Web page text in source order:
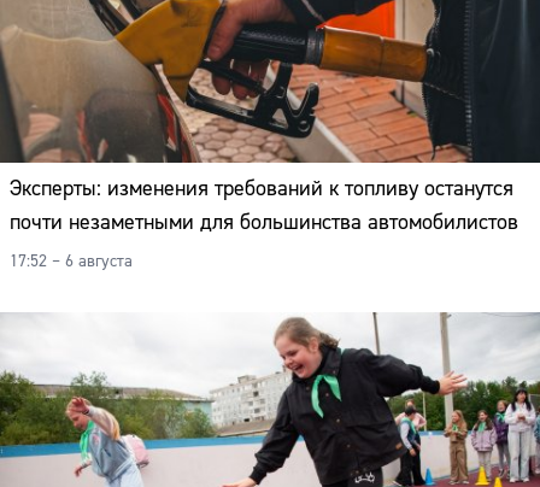
Эксперты: изменения требований к топливу останутся
почти незаметными для большинства автомобилистов
17:52 – 6 августа